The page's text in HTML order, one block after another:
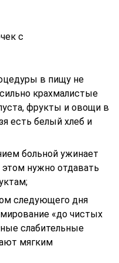
с
в пищу не
крахмалистые
фрукты и овощи в
есть белый хлеб и
больной ужинает
этом нужно отдавать
следующего дня
«до чистых
слабительные
мягким